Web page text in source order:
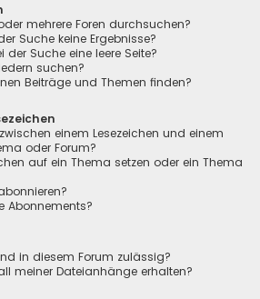
mehrere Foren durchsuchen?
Suche keine Ergebnisse?
Suche eine leere Seite?
suchen?
Beiträge und Themen finden?
einem Lesezeichen und einem
oder Forum?
auf ein Thema setzen oder ein Thema
Abonnements?
in diesem Forum zulässig?
meiner Dateianhänge erhalten?